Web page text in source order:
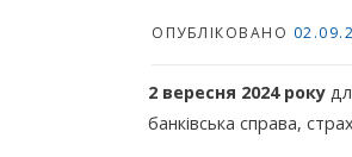
ОПУБЛІКОВАНО
2 вересня 2024року
банківська справа,